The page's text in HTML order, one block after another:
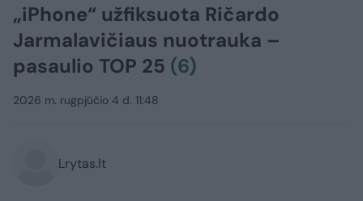
„iPhone“ užfiksuota Ričardo
Jarmalavičiaus nuotrauka –
pasaulio TOP 25 (6)
2026 m. rugpjūčio 4 d. 11:48
Lrytas.lt